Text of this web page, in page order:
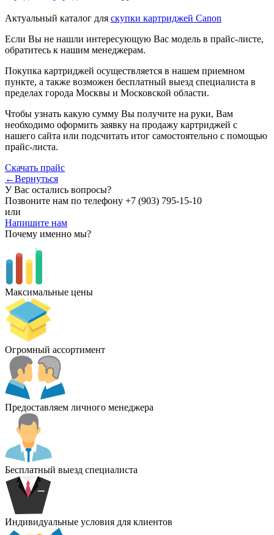
Актуальный каталог для скупки картриджей Canon
Если Вы не нашли интересующую Вас модель в прайс-листе,
обратитесь к нашим менеджерам.
Покупка картриджей осуществляется в нашем приемном
пункте, а также возможен бесплатный выезд специалиста в
пределах города Москвы и Московской области.
Чтобы узнать какую сумму Вы получите на руки, Вам
необходимо оформить заявку на продажу картриджей с
нашего сайта или подсчитать итог самостоятельно с помощью
прайс-листа.
Скачать прайс
←Вернуться
У Вас остались вопросы?
Позвоните нам по телефону +7 (903) 795-15-10
или
Напишите нам
Почему именно мы?
Максимальные цены
Огромный ассортимент
Предоставляем личного менеджера
Бесплатный выезд специалиста
Индивидуальные условия для клиентов